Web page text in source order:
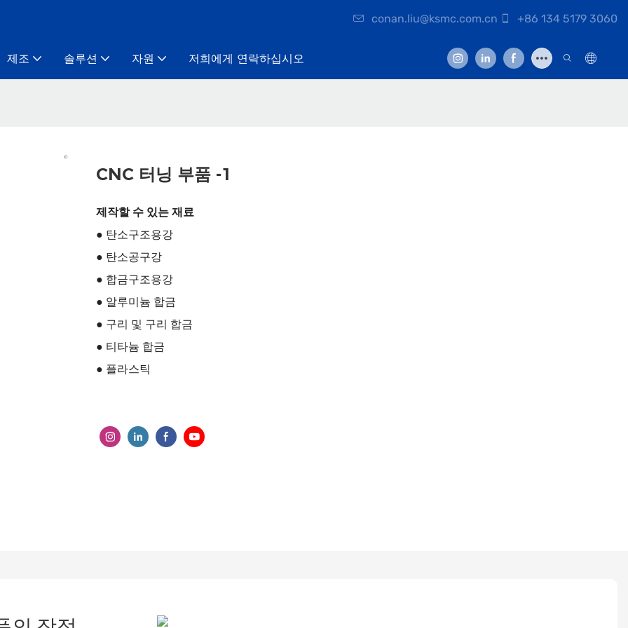
conan.liu@ksmc.com.cn +86 134 5179 3060
제조 솔루션 자원 저희에게 연락하십시오
CNC 터닝 부품 -1
제작할 수 있는 재료
● 탄소구조용강
● 탄소공구강
● 합금구조용강
● 알루미늄 합금
● 구리 및 구리 합금
● 티타늄 합금
● 플라스틱